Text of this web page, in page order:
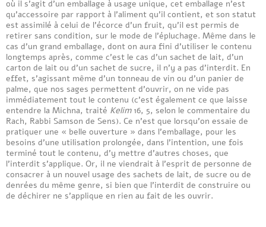
où il s’agit d’un emballage à usage unique, cet emballage n’est
qu’accessoire par rapport à l’aliment qu’il contient, et son statut
est assimilé à celui de l’écorce d’un fruit, qu’il est permis de
retirer sans condition, sur le mode de l’épluchage. Même dans le
cas d’un grand emballage, dont on aura fini d’utiliser le contenu
longtemps après, comme c’est le cas d’un sachet de lait, d’un
carton de lait ou d’un sachet de sucre, il n’y a pas d’interdit. En
effet, s’agissant même d’un tonneau de vin ou d’un panier de
palme, que nos sages permettent d’ouvrir, on ne vide pas
immédiatement tout le contenu (c’est également ce que laisse
entendre la Michna, traité Kelim16, 5, selon le commentaire du
Rach, Rabbi Samson de Sens). Ce n’est que lorsqu’on essaie de
pratiquer une « belle ouverture » dans l’emballage, pour les
besoins d’une utilisation prolongée, dans l’intention, une fois
terminé tout le contenu, d’y mettre d’autres choses, que
l’interdit s’applique. Or, il ne viendrait à l’esprit de personne de
consacrer à un nouvel usage des sachets de lait, de sucre ou de
denrées du même genre, si bien que l’interdit de construire ou
de déchirer ne s’applique en rien au fait de les ouvrir.